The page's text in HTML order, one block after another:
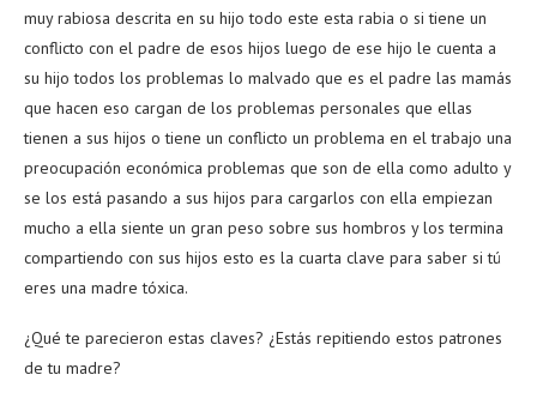
muy rabiosa descrita en su hijo todo este esta rabia o si tiene un
conflicto con el padre de esos hijos luego de ese hijo le cuenta a
su hijo todos los problemas lo malvado que es el padre las mamás
que hacen eso cargan de los problemas personales que ellas
tienen a sus hijos o tiene un conflicto un problema en el trabajo una
preocupación económica problemas que son de ella como adulto y
se los está pasando a sus hijos para cargarlos con ella empiezan
mucho a ella siente un gran peso sobre sus hombros y los termina
compartiendo con sus hijos esto es la cuarta clave para saber si tú
eres una madre tóxica.
¿Qué te parecieron estas claves? ¿Estás repitiendo estos patrones
de tu madre?